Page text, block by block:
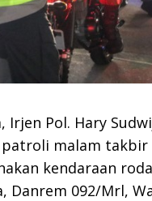
Pol. Hary
malam takbir
kendaraan
Danrem 092/Mrl,